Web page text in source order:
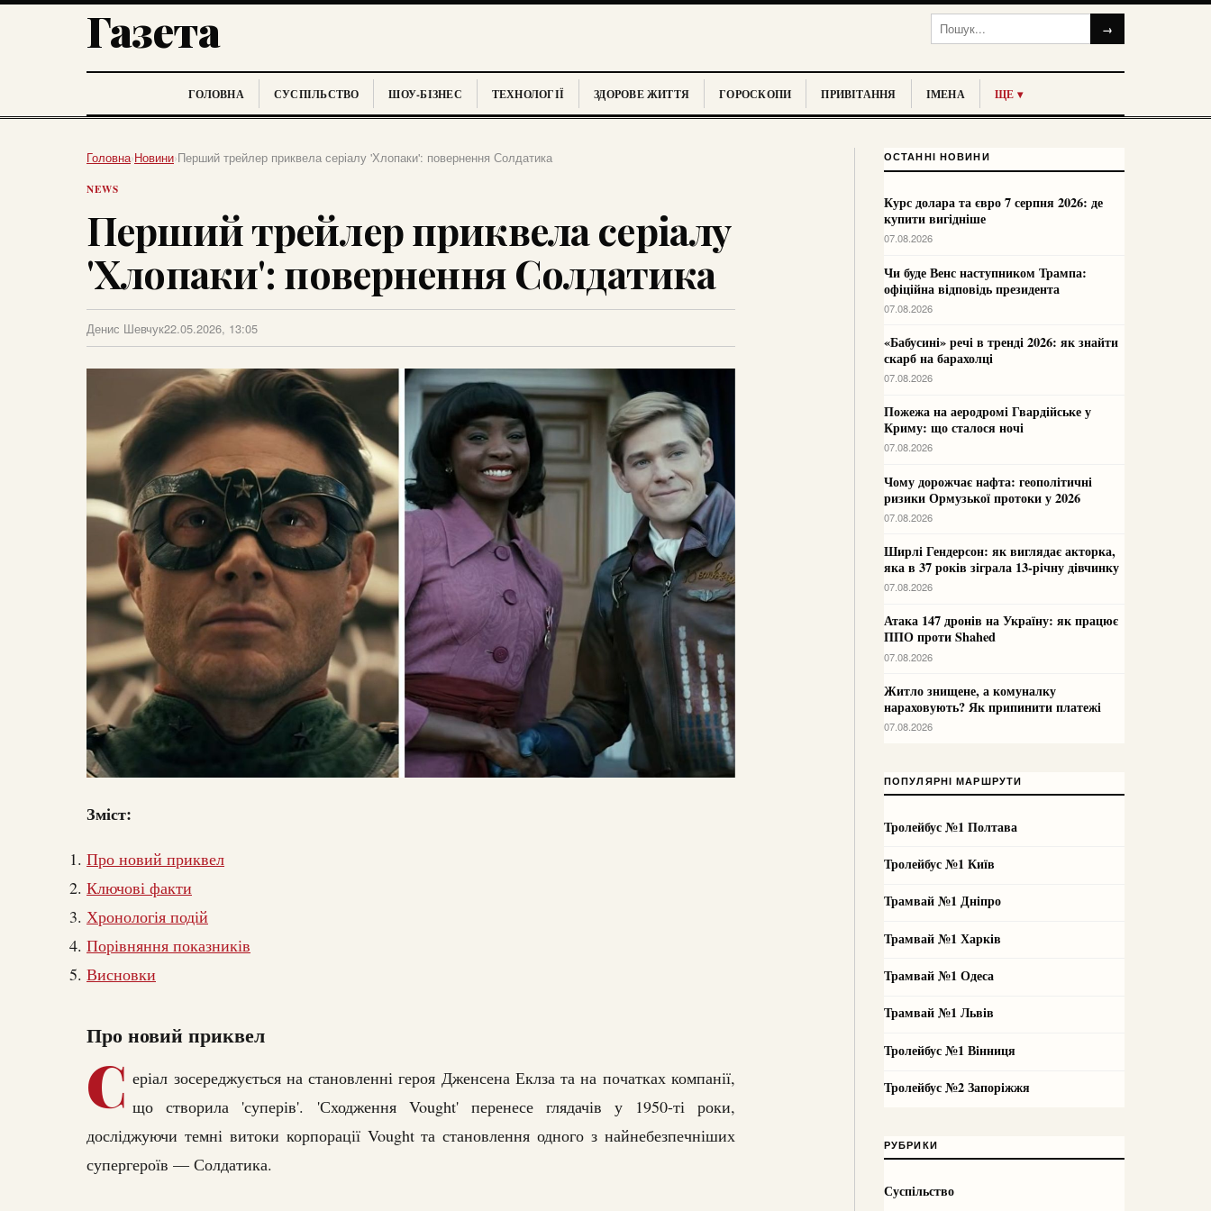
Газета →
ГОЛОВНА СУСПІЛЬСТВО ШОУ-БІЗНЕС ТЕХНОЛОГІЇ ЗДОРОВЕ ЖИТТЯ ГОРОСКОПИ ПРИВІТАННЯ ІМЕНА ЩЕ ▾
Головна›Новини›Перший трейлер приквела серіалу 'Хлопаки': повернення Солдатика
NEWS
Перший трейлер приквела серіалу
'Хлопаки': повернення Солдатика
Денис Шевчук22.05.2026, 13:05
Зміст:
Про новий приквел
Ключові факти
Хронологія подій
Порівняння показників
Висновки
Про новий приквел
С еріал зосереджується на становленні героя Дженсена Еклза та на початках компанії,
що створила 'суперів'. 'Сходження Vought' перенесе глядачів у 1950-ті роки,
досліджуючи темні витоки корпорації Vought та становлення одного з найнебезпечніших
супергероїв — Солдатика.
ОСТАННІ НОВИНИ
Курс долара та євро 7 серпня 2026: де
купити вигідніше
07.08.2026
Чи буде Венс наступником Трампа:
офіційна відповідь президента
07.08.2026
«Бабусині» речі в тренді 2026: як знайти
скарб на барахолці
07.08.2026
Пожежа на аеродромі Гвардійське у
Криму: що сталося ночі
07.08.2026
Чому дорожчає нафта: геополітичні
ризики Ормузької протоки у 2026
07.08.2026
Ширлі Гендерсон: як виглядає акторка,
яка в 37 років зіграла 13-річну дівчинку
07.08.2026
Атака 147 дронів на Україну: як працює
ППО проти Shahed
07.08.2026
Житло знищене, а комуналку
нараховують? Як припинити платежі
07.08.2026
ПОПУЛЯРНІ МАРШРУТИ
Тролейбус №1 Полтава
Тролейбус №1 Київ
Трамвай №1 Дніпро
Трамвай №1 Харків
Трамвай №1 Одеса
Трамвай №1 Львів
Тролейбус №1 Вінниця
Тролейбус №2 Запоріжжя
РУБРИКИ
Суспільство